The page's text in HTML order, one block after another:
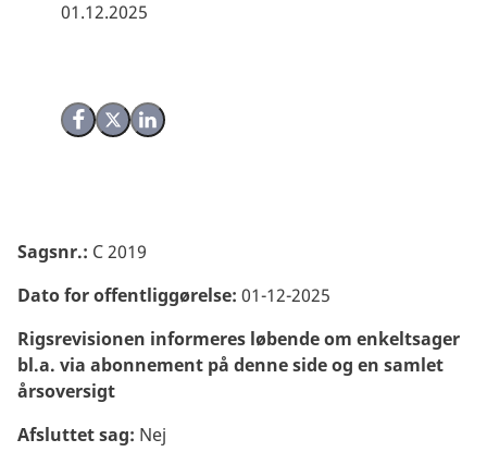
01.12.2025
Del på Facebook
Del på X (Twitter)
Del på LinkedIn
Sagsnr.: C 2019
Dato for offentliggørelse: 01-12-2025
Rigsrevisionen informeres løbende om enkeltsager
bl.a. via abonnement på denne side og en samlet
årsoversigt
Afsluttet sag: Nej